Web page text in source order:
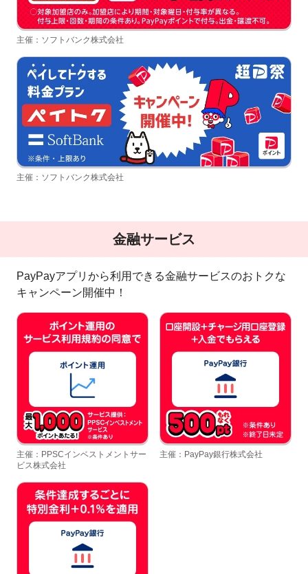
主催：ソフトバンク株式会社
主催：ソフトバンク株式会社
金融サービス
PayPayアプリから利用できる金融サービスのおトクな
キャンペーン開催中！
主催：PPSCインベストメントサー
ビス株式会社
主催：PayPay銀行株式会社